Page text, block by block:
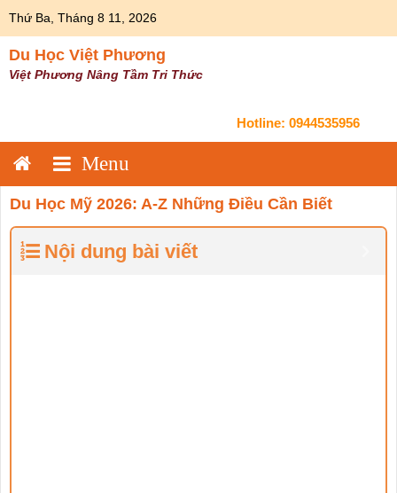
Thứ Ba, Tháng 8 11, 2026
Du Học Việt Phương
Việt Phương Nâng Tầm Tri Thức
Hotline: 0944535956
Du Học Mỹ 2026: A-Z Những Điều Cần Biết
Nội dung bài viết